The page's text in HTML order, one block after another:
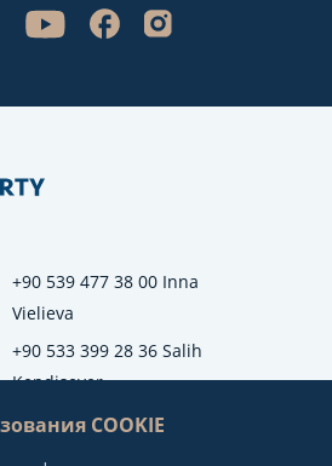
+90 539 477 38 00 Inna
Vielieva
+90 533 399 28 36 Salih
Kendisever
COOKIE